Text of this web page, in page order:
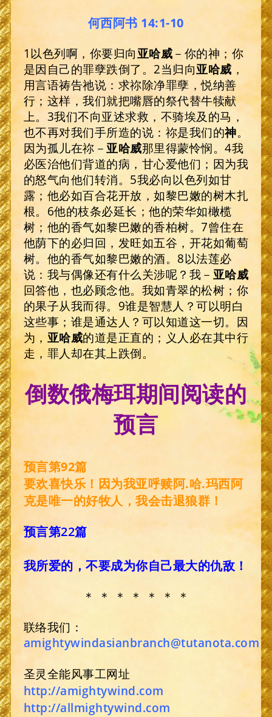
何西阿书 14:1-10
1以色列啊，你要归向 亚哈威 －你的神；你
是因自己的罪孽跌倒了。2当归向亚哈威 ，
用言语祷告祂说：求祢除净罪孽，悦纳善
行；这样，我们就把嘴唇的祭代替牛犊献
上。3我们不向亚述求救，不骑埃及的马，
也不再对我们手所造的说：祢是我们的神。
因为孤儿在祢－ 亚哈威那里得蒙怜悯。4我
必医治他们背道的病，甘心爱他们；因为我
的怒气向他们转消。5我必向以色列如甘
露；他必如百合花开放，如黎巴嫩的树木扎
根。6他的枝条必延长；他的荣华如橄榄
树；他的香气如黎巴嫩的香柏树。7曾住在
他荫下的必归回，发旺如五谷，开花如葡萄
树。他的香气如黎巴嫩的酒。8以法莲必
说：我与偶像还有什么关涉呢？我－ 亚哈威
回答他，也必顾念他。我如青翠的松树；你
的果子从我而得。9谁是智慧人？可以明白
这些事；谁是通达人？可以知道这一切。因
为， 亚哈威的道是正直的；义人必在其中行
走，罪人却在其上跌倒。
倒数俄梅珥期间阅读的
预言
预言第92篇
要欢喜快乐！因为我亚呼赎阿.哈.玛西阿
克是唯一的好牧人，我会击退狼群！
预言第22篇
我所爱的，不要成为你自己最大的仇敌！
＊ ＊ ＊ ＊ ＊ ＊ ＊
联络我们：
amightywindasianbranch@tutanota.com
圣灵全能风事工网址
http://amightywind.com
http://allmightywind.com